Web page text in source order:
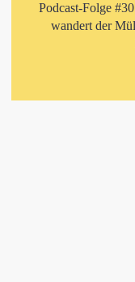
Podcast-Folge
wandert der